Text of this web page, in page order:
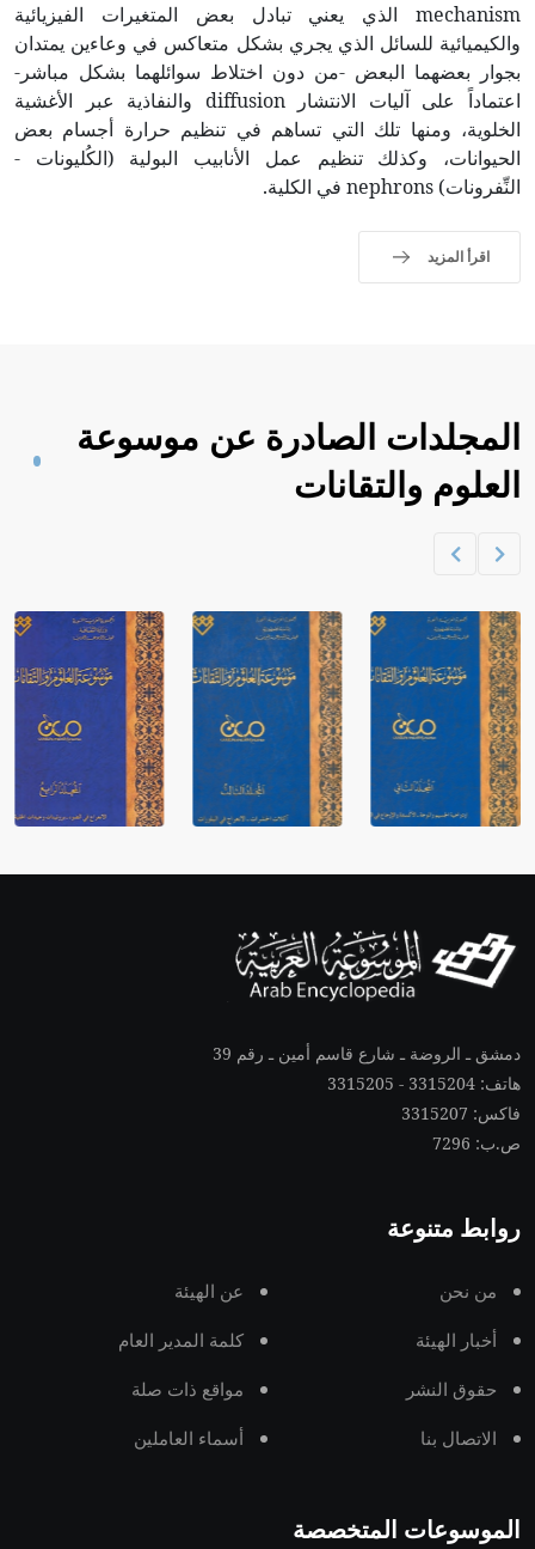
mechanism الذي يعني تبادل بعض المتغيرات الفيزيائية
والكيميائية للسائل الذي يجري بشكل متعاكس في وعاءين يمتدان
بجوار بعضهما البعض -من دون اختلاط سوائلهما بشكل مباشر-
اعتماداً على آليات الانتشار diffusion والنفاذية عبر الأغشية
الخلوية، ومنها تلك التي تساهم في تنظيم حرارة أجسام بعض
الحيوانات، وكذلك تنظيم عمل الأنابيب البولية (الكُليونات -
النِّفرونات) nephrons في الكلية.
اقرأ المزيد
المجلدات الصادرة عن موسوعة
العلوم والتقانات
دمشق ـ الروضة ـ شارع قاسم أمين ـ رقم 39
هاتف: 3315204 - 3315205
فاكس: 3315207
ص.ب: 7296
روابط متنوعة
من نحن عن الهيئة
أخبار الهيئة كلمة المدير العام
حقوق النشر مواقع ذات صلة
الاتصال بنا أسماء العاملين
الموسوعات المتخصصة